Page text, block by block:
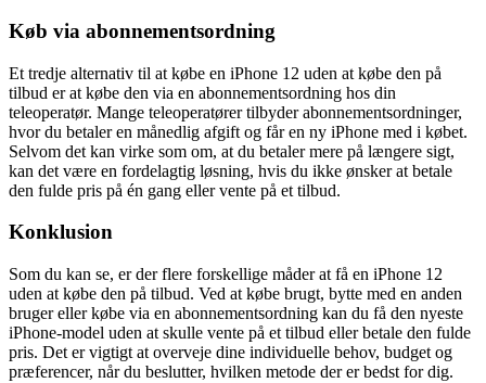
Køb via abonnementsordning
Et tredje alternativ til at købe en iPhone 12 uden at købe den på
tilbud er at købe den via en abonnementsordning hos din
teleoperatør. Mange teleoperatører tilbyder abonnementsordninger,
hvor du betaler en månedlig afgift og får en ny iPhone med i købet.
Selvom det kan virke som om, at du betaler mere på længere sigt,
kan det være en fordelagtig løsning, hvis du ikke ønsker at betale
den fulde pris på én gang eller vente på et tilbud.
Konklusion
Som du kan se, er der flere forskellige måder at få en iPhone 12
uden at købe den på tilbud. Ved at købe brugt, bytte med en anden
bruger eller købe via en abonnementsordning kan du få den nyeste
iPhone-model uden at skulle vente på et tilbud eller betale den fulde
pris. Det er vigtigt at overveje dine individuelle behov, budget og
præferencer, når du beslutter, hvilken metode der er bedst for dig.